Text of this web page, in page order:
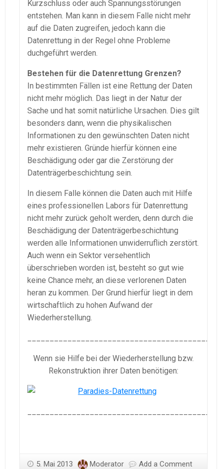
Kurzschluss oder auch Spannungsstörungen
entstehen. Man kann in diesem Falle nicht mehr
auf die Daten zugreifen, jedoch kann die
Datenrettung in der Regel ohne Probleme
duchgeführt werden.
Bestehen für die Datenrettung Grenzen?
In bestimmten Fällen ist eine Rettung der Daten
nicht mehr möglich. Das liegt in der Natur der
Sache und hat somit natürliche Ursachen. Dies gilt
besonders dann, wenn die physikalischen
Informationen zu den gewünschten Daten nicht
mehr existieren. Gründe hierfür können eine
Beschädigung oder gar die Zerstörung der
Datenträgerbeschichtung sein.
In diesem Falle können die Daten auch mit Hilfe
eines professionellen Labors für Datenrettung
nicht mehr zurück geholt werden, denn durch die
Beschädigung der Datenträgerbeschichtung
werden alle Informationen unwiderruflich zerstört.
Auch wenn ein Sektor versehentlich
überschrieben worden ist, besteht so gut wie
keine Chance mehr, an diese verlorenen Daten
heran zu kommen. Der Grund hierfür liegt in dem
wirtschaftlich zu hohen Aufwand der
Wiederherstellung.
Wenn sie Hilfe bei der Wiederherstellung bzw.
Rekonstruktion ihrer Daten benötigen:
5. Mai 2013 Moderator Add a Comment